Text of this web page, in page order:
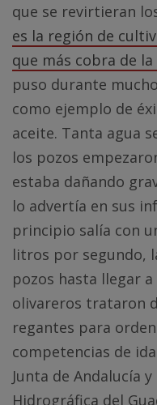
que se revirtieran
es la región de
que más cobra de la
puso durante
como ejemplo de
aceite. Tanta agua
los pozos
estaba dañando
lo advertía en sus
principio salía con
litros por segundo,
pozos hasta llegar
olivareros trataron
regantes para
competencias de
Junta de Andalucía
Hidrográfica del